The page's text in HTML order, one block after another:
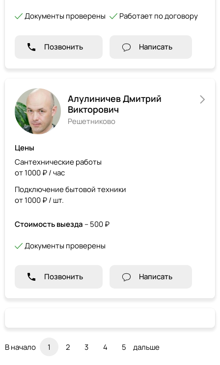
Документы проверены Работает по договору
Позвонить Написать
Алулиничев Дмитрий
Викторович
Решетниково
Цены
Сантехнические работы
от 1000 ₽ / час
Подключение бытовой техники
от 1000 ₽ / шт.
Стоимость выезда – 500 ₽
Документы проверены
Позвонить Написать
В начало 1 2 3 4 5 дальше